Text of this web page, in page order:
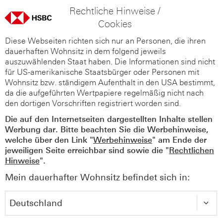
Rechtliche Hinweise /
Cookies
Diese Webseiten richten sich nur an Personen, die ihren
dauerhaften Wohnsitz in dem folgend jeweils
auszuwählenden Staat haben. Die Informationen sind nicht
für US-amerikanische Staatsbürger oder Personen mit
Wohnsitz bzw. ständigem Aufenthalt in den USA bestimmt,
da die aufgeführten Wertpapiere regelmäßig nicht nach
den dortigen Vorschriften registriert worden sind.
Die auf den Internetseiten dargestellten Inhalte stellen
Werbung dar. Bitte beachten Sie die Werbehinweise,
welche über den Link "Werbehinweise" am Ende der
jeweiligen Seite erreichbar sind sowie die "Rechtlichen
Hinweise".
Mein dauerhafter Wohnsitz befindet sich in: